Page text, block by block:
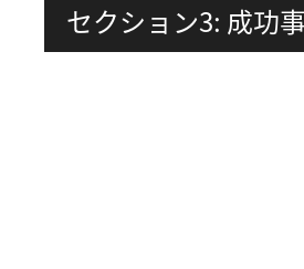
セクション3: 成功